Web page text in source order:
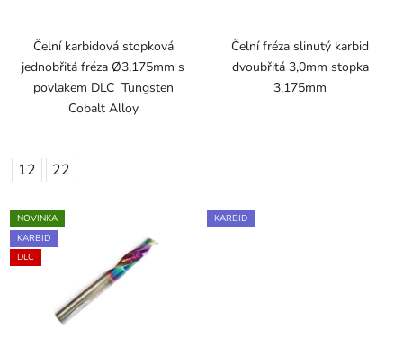
Čelní karbidová stopková
jednobřitá fréza Ø3,175mm s
povlakem DLC Tungsten
Cobalt Alloy
12 22
Čelní fréza slinutý karbid
dvoubřitá 3,0mm stopka
3,175mm
NOVINKA
KARBID
DLC
KARBID